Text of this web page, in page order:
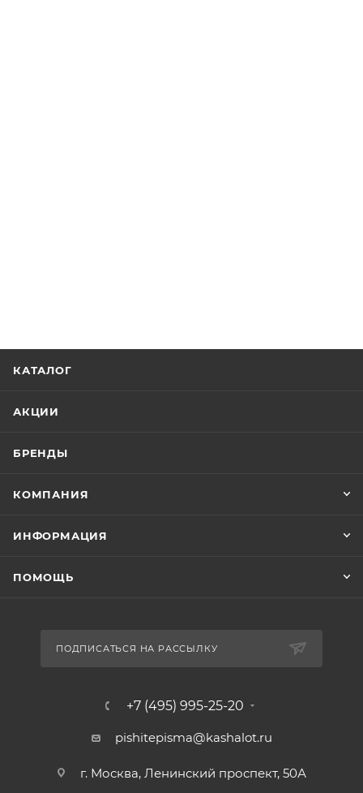
КАТАЛОГ
АКЦИИ
БРЕНДЫ
КОМПАНИЯ
ИНФОРМАЦИЯ
ПОМОЩЬ
ПОДПИСАТЬСЯ НА РАССЫЛКУ
+7 (495) 995-25-20​
pishitepisma@kashalot.ru
г. Москва, Ленинский проспект, 50А​